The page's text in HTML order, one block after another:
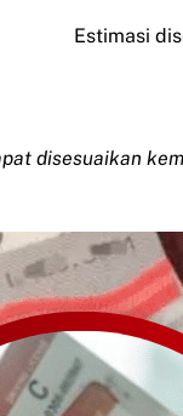
Estimasi
disesuaikan